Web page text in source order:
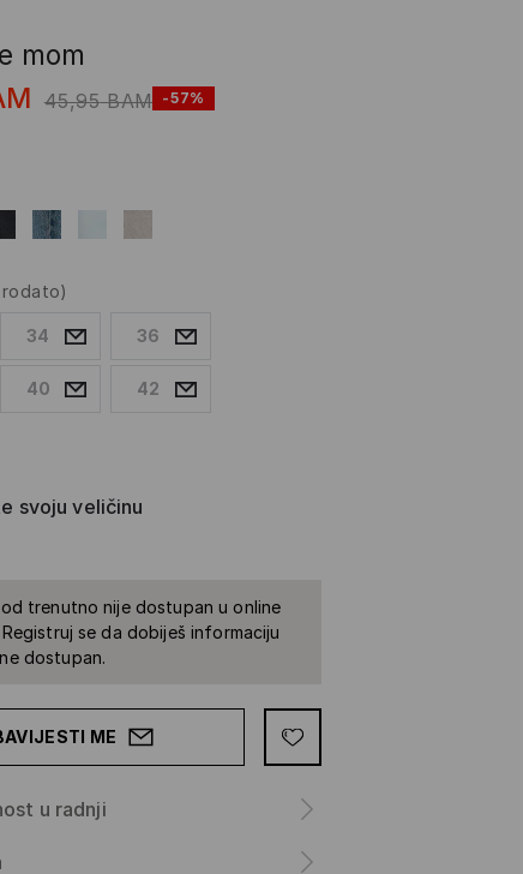
mom
45,95 BAM -57%
34 36
40 42
svoju veličinu
trenutno nije dostupan u online
se da dobiješ informaciju
dostupan.
ME
u radnji